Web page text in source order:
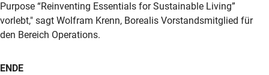
Purpose “Reinventing Essentials for Sustainable Living”
vorlebt," sagt Wolfram Krenn, Borealis Vorstandsmitglied für
den Bereich Operations.
ENDE